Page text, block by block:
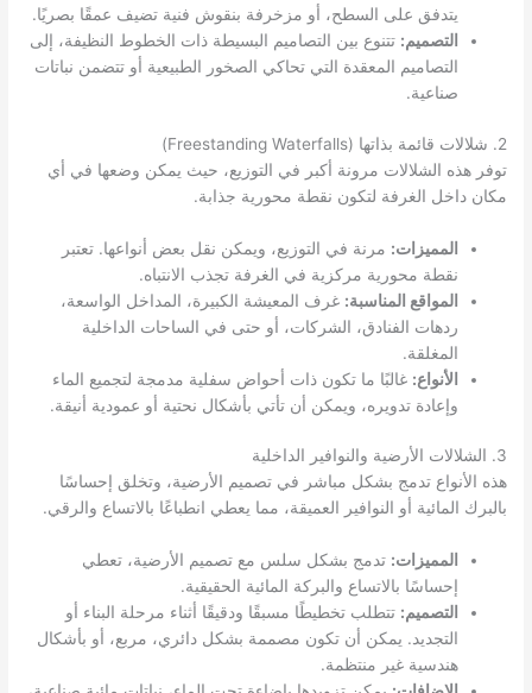
يتدفق على السطح، أو مزخرفة بنقوش فنية تضيف عمقًا بصريًا.
التصميم: تتنوع بين التصاميم البسيطة ذات الخطوط النظيفة، إلى
التصاميم المعقدة التي تحاكي الصخور الطبيعية أو تتضمن نباتات
صناعية.
2. شلالات قائمة بذاتها (Freestanding Waterfalls)
توفر هذه الشلالات مرونة أكبر في التوزيع، حيث يمكن وضعها في أي
مكان داخل الغرفة لتكون نقطة محورية جذابة.
المميزات: مرنة في التوزيع، ويمكن نقل بعض أنواعها. تعتبر
نقطة محورية مركزية في الغرفة تجذب الانتباه.
المواقع المناسبة: غرف المعيشة الكبيرة، المداخل الواسعة،
ردهات الفنادق، الشركات، أو حتى في الساحات الداخلية
المغلقة.
الأنواع: غالبًا ما تكون ذات أحواض سفلية مدمجة لتجميع الماء
وإعادة تدويره، ويمكن أن تأتي بأشكال نحتية أو عمودية أنيقة.
3. الشلالات الأرضية والنوافير الداخلية
هذه الأنواع تدمج بشكل مباشر في تصميم الأرضية، وتخلق إحساسًا
بالبرك المائية أو النوافير العميقة، مما يعطي انطباعًا بالاتساع والرقي.
المميزات: تدمج بشكل سلس مع تصميم الأرضية، تعطي
إحساسًا بالاتساع والبركة المائية الحقيقية.
التصميم: تتطلب تخطيطًا مسبقًا ودقيقًا أثناء مرحلة البناء أو
التجديد. يمكن أن تكون مصممة بشكل دائري، مربع، أو بأشكال
هندسية غير منتظمة.